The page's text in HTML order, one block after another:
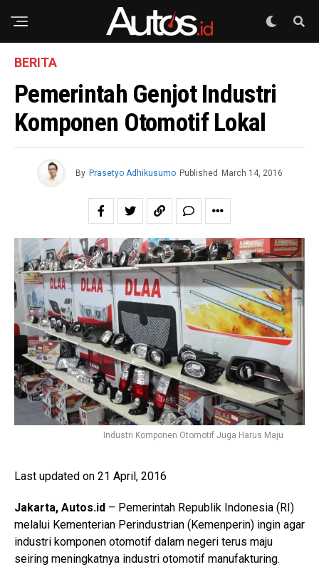
BERITA
Pemerintah Genjot Industri
Komponen Otomotif Lokal
By Prasetyo Adhikusumo Published March 14, 2016
Industri Komponen Otomotif Juga Harus Maju
Last updated on 21 April, 2016
Jakarta, Autos.id – Pemerintah Republik Indonesia (RI)
melalui Kementerian Perindustrian (Kemenperin) ingin agar
industri komponen otomotif dalam negeri terus maju
seiring meningkatnya industri otomotif manufakturing.